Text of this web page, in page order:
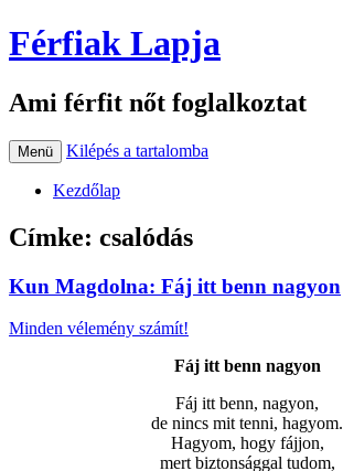
Férfiak Lapja
Ami férfit nőt foglalkoztat
Menü Kilépés a tartalomba
Kezdőlap
Címke: csalódás
Kun Magdolna: Fáj itt benn nagyon
Minden vélemény számít!
Fáj itt benn nagyon
Fáj itt benn, nagyon,
de nincs mit tenni, hagyom.
Hagyom, hogy fájjon,
mert biztonsággal tudom,